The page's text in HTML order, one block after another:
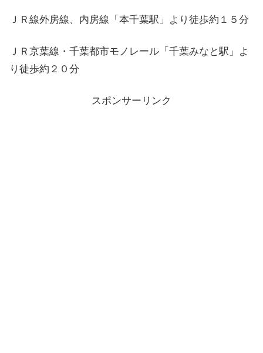
ＪＲ線外房線、内房線「本千葉駅」より徒歩約１５分
ＪＲ京葉線・千葉都市モノレール「千葉みなと駅」よ
り徒歩約２０分
スポンサーリンク